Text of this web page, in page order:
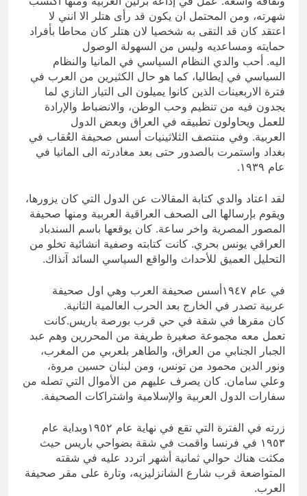
شهرته، ومن المحتمل ان يكون قد رأى هتلر الا انني لا
اعتقد كان قد التقى به شخصيا لان هتلر كان محاطا بأفراد
حمايته ومساعديه وليس من السهولة الوصول
اليه. أحب والدي النظام السياسي في المانيا والنظام
السياسي في إيطاليا، كما هو حال الكثيرين من العرب في
فترة الاربعينات الذين كانوا يميلون الى التيار النازي لما
يجدون فيه من تنظيم وحب الوطن، والانضباط والإرادة
للعمل ويحاولون تطبيقه في العراق وبعض الدول
العربية. وفي منتصف الثلاثينيات أسس صحيفة العُقاب في
بغداد واستمرت بالصدور حتى بعد مغادرته الى المانيا في
عام ١٩٣٩.
لقد اعتاد والدي كتابة المقالات عن الدول التي كان يزورها،
ويقوم بإرسالها الى الصحف العراقية العربية ومنها صحيفة
المصور المصرية واخر ساعة. كان يوقعها باسم السندباد
العراقي يونس بحري. كانت كتابته وصفية انشائية تخلو من
التحليل العميق للأحداث والواقع السياسي السائد آنذاك.
في عام ١٩٤٧أسس صحيفة العرب وهي اول صحيفة
عربية تصدر في الخارج بعد الحرب العالمية الثانية.
كان مقرها في شقة في حي قرب بورصة باريس.كانت
تعمل معه مجموعة صغيرة طريفة من المحررين وهم عبد
الجبار الجنابي من العراق، والطاهر بلعربي من المغرب،
ونور الدين محمود من تونس، ومن لبنان حسين مروة،
وعلي سامان. كان يصرف عليهم من الأموال التي تصله من
سفارات الدول العربية والإسلامية واشتراكات الصحيفة.
زرته في الفترة التي تقع في نهاية عام ١٩٥٢وبداية عام
١٩٥٣ في فرنسا واقمت في شقة بضواحي باريس حيث
مكثت هناك حوالي ثمانية أشهر اتردد عليه في شقته
المتواضعة قرب شارع الشانزليزيه، وتارة على مقر صحيفة
العرب.